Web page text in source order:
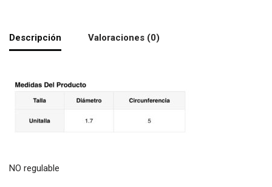
Descripción Valoraciones (0)
NO regulable